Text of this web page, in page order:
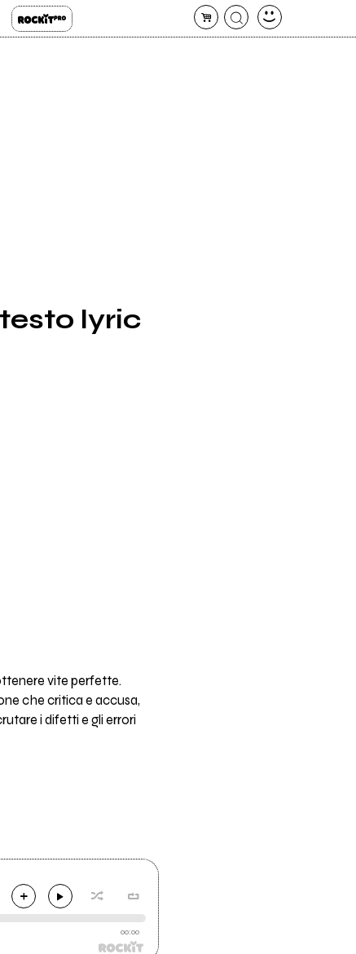
lyric
vite perfette.
che critica e accusa,
i difetti e gli errori
00:00